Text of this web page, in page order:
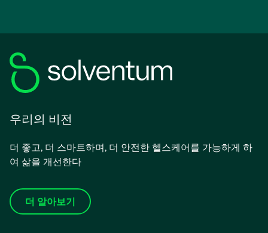
우리의 비전
더 좋고, 더 스마트하며, 더 안전한 헬스케어를 가능하게 하
여 삶을 개선한다
더 알아보기